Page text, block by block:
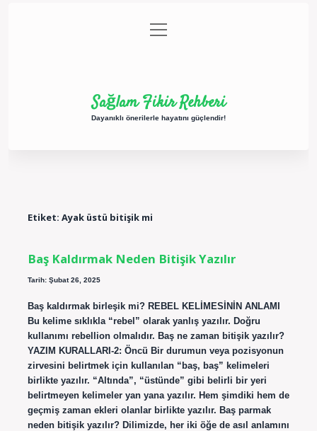
Gizlilik Politikası
menüyü
aç
Sağlam Fikir Rehberi
Dayanıklı önerilerle hayatını güçlendir!
Etiket: Ayak üstü bitişik mi
Baş Kaldırmak Neden Bitişik Yazılır
Tarih: Şubat 26, 2025
Baş kaldırmak birleşik mi? REBEL KELİMESİNİN ANLAMI
Bu kelime sıklıkla “rebel” olarak yanlış yazılır. Doğru
kullanımı rebellion olmalıdır. Baş ne zaman bitişik yazılır?
YAZIM KURALLARI-2: Öncü Bir durumun veya pozisyonun
zirvesini belirtmek için kullanılan “baş, baş” kelimeleri
birlikte yazılır. “Altında”, “üstünde” gibi belirli bir yeri
belirtmeyen kelimeler yan yana yazılır. Hem şimdiki hem de
geçmiş zaman ekleri olanlar birlikte yazılır. Baş parmak
neden bitişik yazılır? Dilimizde, her iki öğe de asıl anlamını